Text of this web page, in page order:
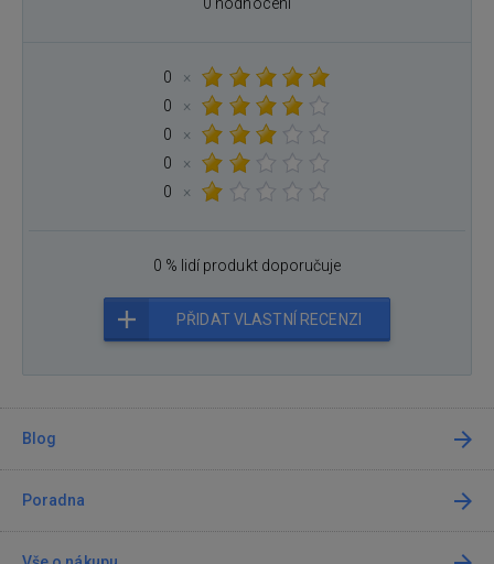
0
×
0
×
0
×
0
×
0
×
0 % lidí produkt doporučuje
PŘIDAT VLASTNÍ RECENZI
Blog
Poradna